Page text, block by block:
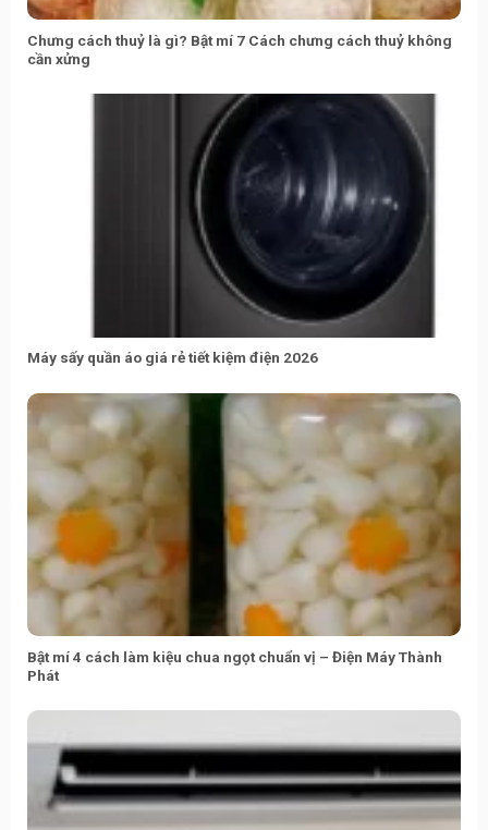
Chưng cách thuỷ là gì? Bật mí 7 Cách chưng cách thuỷ không
cần xửng
Máy sấy quần áo giá rẻ tiết kiệm điện 2026
Bật mí 4 cách làm kiệu chua ngọt chuẩn vị – Điện Máy Thành
Phát